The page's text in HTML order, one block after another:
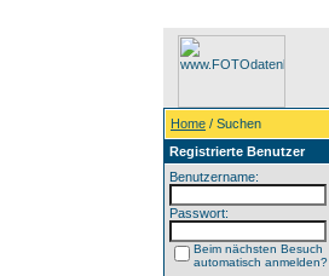
Home / Suchen
Registrierte Benutzer
Benutzername:
Passwort:
Beim nächsten Besuch
automatisch anmelden?